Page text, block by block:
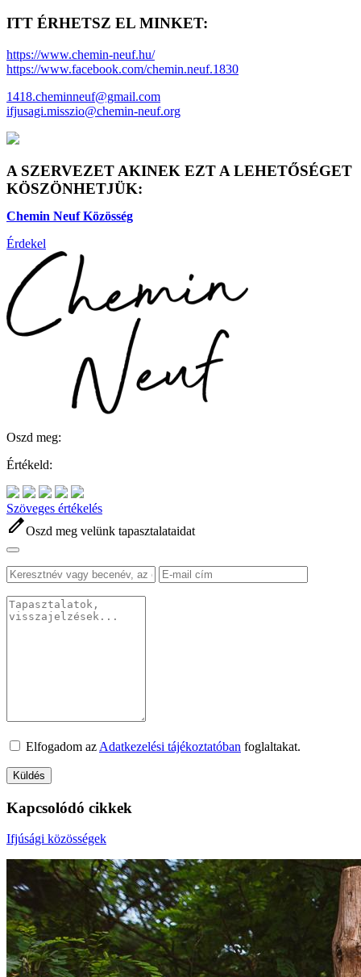
ITT ÉRHETSZ EL MINKET:
https://www.chemin-neuf.hu/
https://www.facebook.com/chemin.neuf.1830
1418.cheminneuf@gmail.com
ifjusagi.misszio@chemin-neuf.org
A SZERVEZET AKINEK EZT A LEHETŐSÉGET
KÖSZÖNHETJÜK:
Chemin Neuf Közösség
Érdekel
Oszd meg:
Értékeld:
Szöveges értékelés
editOszd meg velünk tapasztalataidat
Elfogadom az Adatkezelési tájékoztatóban foglaltakat.
Kapcsolódó cikkek
Ifjúsági közösségek